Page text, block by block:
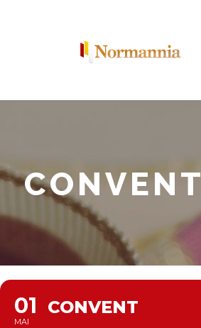
CONVENT
01
MAI
CONVENT